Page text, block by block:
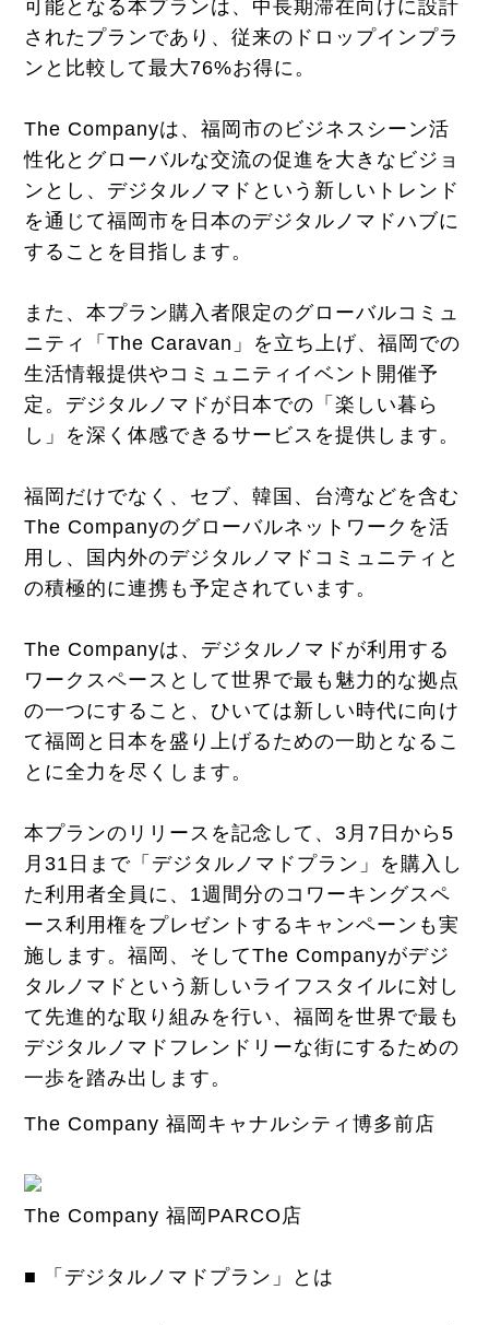
可能となる本プランは、中長期滞在向けに設計
されたプランであり、従来のドロップインプラ
ンと比較して最大76%お得に。
The Companyは、福岡市のビジネスシーン活
性化とグローバルな交流の促進を大きなビジョ
ンとし、デジタルノマドという新しいトレンド
を通じて福岡市を日本のデジタルノマドハブに
することを目指します。
また、本プラン購入者限定のグローバルコミュ
ニティ「The Caravan」を立ち上げ、福岡での
生活情報提供やコミュニティイベント開催予
定。デジタルノマドが日本での「楽しい暮ら
し」を深く体感できるサービスを提供します。
福岡だけでなく、セブ、韓国、台湾などを含む
The Companyのグローバルネットワークを活
用し、国内外のデジタルノマドコミュニティと
の積極的に連携も予定されています。
The Companyは、デジタルノマドが利用する
ワークスペースとして世界で最も魅力的な拠点
の一つにすること、ひいては新しい時代に向け
て福岡と日本を盛り上げるための一助となるこ
とに全力を尽くします。
本プランのリリースを記念して、3月7日から5
月31日まで「デジタルノマドプラン」を購入し
た利用者全員に、1週間分のコワーキングスペ
ース利用権をプレゼントするキャンペーンも実
施します。福岡、そしてThe Companyがデジ
タルノマドという新しいライフスタイルに対し
て先進的な取り組みを行い、福岡を世界で最も
デジタルノマドフレンドリーな街にするための
一歩を踏み出します。
The Company 福岡キャナルシティ博多前店
The Company 福岡PARCO店
■ 「デジタルノマドプラン」とは